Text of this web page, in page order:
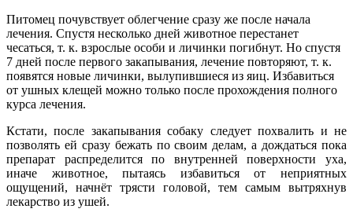
Питомец почувствует облегчение сразу же после начала
лечения. Спустя несколько дней животное перестанет
чесаться, т. к. взрослые особи и личинки погибнут. Но спустя
7 дней после первого закапывания, лечение повторяют, т. к.
появятся новые личинки, вылупившиеся из яиц. Избавиться
от ушных клещей можно только после прохождения полного
курса лечения.
Кстати, после закапывания собаку следует похвалить и не
позволять ей сразу бежать по своим делам, а дождаться пока
препарат распределится по внутренней поверхности уха,
иначе животное, пытаясь избавиться от неприятных
ощущений, начнёт трясти головой, тем самым вытряхнув
лекарство из ушей.